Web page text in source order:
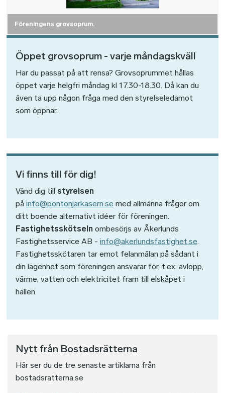
Föreningens grovsoprum.
Öppet grovsoprum - varje måndagskväll
Har du passat på att rensa? Grovsoprummet hållas
öppet varje helgfri måndag kl 17.30-18.30. Då kan du
även ta upp någon fråga med den styrelseledamot
som öppnar.
Vi finns till för dig!
Vänd dig till styrelsen
på info@pontonjarkasern.se med allmänna frågor om
ditt boende alternativt idéer för föreningen.
Fastighetsskötseln ombesörjs av Åkerlunds
Fastighetsservice AB - info@akerlundsfastighet.se.
Fastighetsskötaren tar emot felanmälan på sådant i
din lägenhet som föreningen ansvarar för, t.ex. avlopp,
värme, vatten och elektricitet fram till elskåpet i
hallen.
Nytt från Bostadsrätterna
Här ser du de tre senaste artiklarna från
bostadsratterna.se